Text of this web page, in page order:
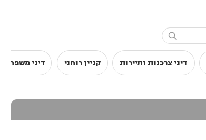

דיני צרכנות ותיירות קניין רוחני דיני משפחה